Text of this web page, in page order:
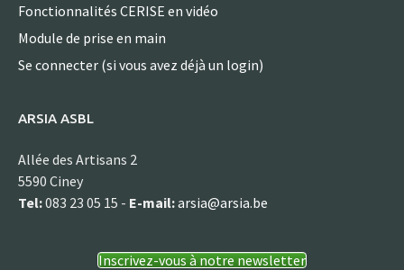
Fonctionnalités CERISE en vidéo
Module de prise en main
Se connecter (si vous avez déjà un login)
ARSIA ASBL
Allée des Artisans 2
5590 Ciney
Tel:083 23 05 15 - E-mail:arsia@arsia.be
Inscrivez-vous à notre newsletter